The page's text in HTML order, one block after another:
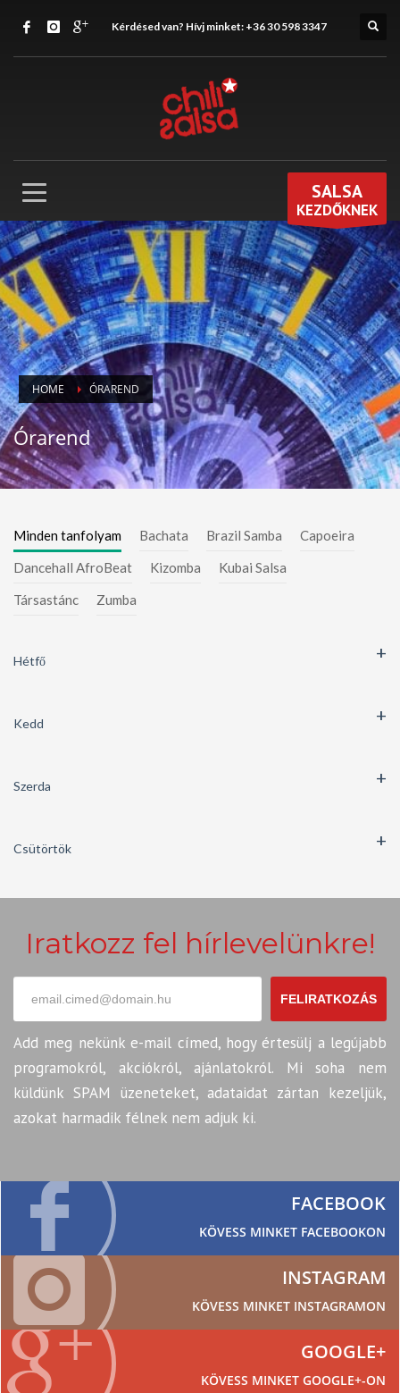
Kérdésed van? Hívj minket: +36 30 598 3347
SALSA
KEZDŐKNEK
HOME ÓRAREND
Órarend
Minden tanfolyam Bachata Brazil Samba
Capoeira
Dancehall AfroBeat
Kizomba
Kubai Salsa
Társastánc
Zumba
Hétfő
Kedd
Szerda
Csütörtök
Iratkozz fel hírlevelünkre!
FELIRATKOZÁS
Add meg nekünk e-mail címed, hogy értesülj a legújabb
programokról, akciókról, ajánlatokról. Mi soha nem
küldünk SPAM üzeneteket, adataidat zártan kezeljük,
azokat harmadik félnek nem adjuk ki.
FACEBOOK
KÖVESS MINKET FACEBOOKON
INSTAGRAM
KÖVESS MINKET INSTAGRAMON
GOOGLE+
KÖVESS MINKET GOOGLE+-ON